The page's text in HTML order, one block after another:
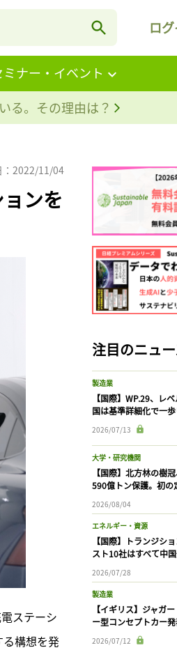
ロ
ミナー・イベント
る。その理由は？
：2022/11/04
ンを
ステーシ
構想を発
注目のニュ
製造業
【国際】WP.29、レ
国は基準詳細化で一
2026/07/13
大学・研究機関
【国際】北方林の樹
590億トン保護。初の
2026/08/04
エネルギー・資源
【国際】トランジシ
スト10社はすべて中
2026/07/28
製造業
【イギリス】ジャガ
ー型コンセプトカー
2026/07/12